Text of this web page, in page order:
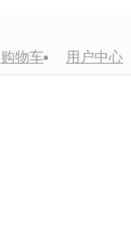
购物车
用户中心